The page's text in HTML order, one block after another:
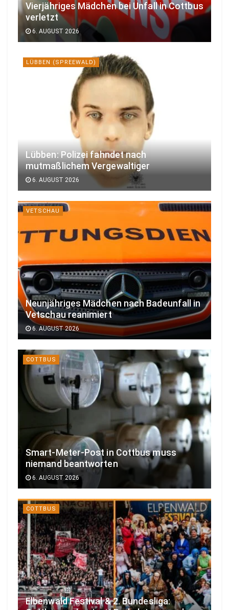
Vierjähriges Mädchen bei Unfall in Cottbus
verletzt
6. AUGUST 2026
LÜBBEN (SPREEWALD)
Lübben: Polizei fahndet nach
mutmaßlichem Vergewaltiger
6. AUGUST 2026
VETSCHAU
Neunjähriges Mädchen nach Badeunfall in
Vetschau reanimiert
6. AUGUST 2026
COTTBUS
Smart-Meter-Post in Cottbus muss
niemand beantworten
6. AUGUST 2026
COTTBUS
Elbenwald Festival & 2. Bundesliga: